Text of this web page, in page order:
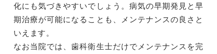
化にも気づきやすいでしょう。病気の早期発見と早
期治療が可能になることも、メンテナンスの良さと
いえます。
なお当院では、歯科衛生士だけでメンテナンスを完